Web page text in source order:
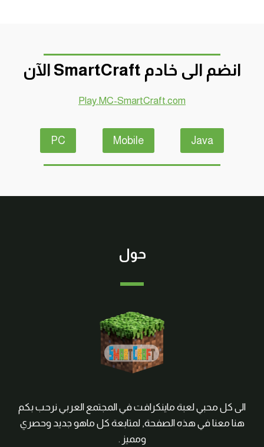
انضم الى خادم SmartCraft الآن
Play.MC-SmartCraft.com
Java
Mobile
PC
حول
الى كل محبي لعبة ماينكرافت في المجتمع العربي نرحب بكم
هنا معنا في هذه الصفحة, لمتابعة كل ماهو جديد وحصري
ومميز .